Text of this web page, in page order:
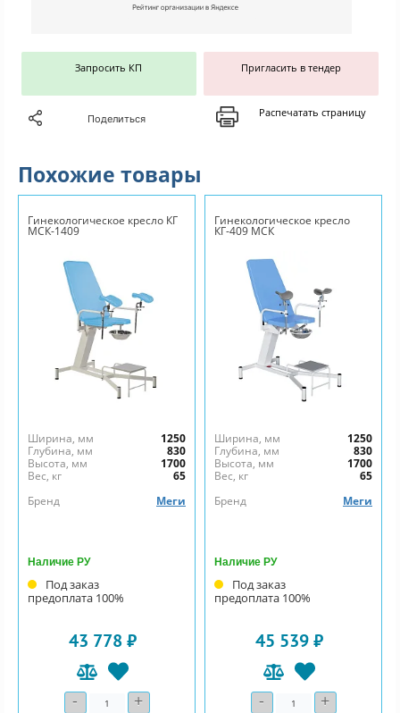
Запросить КП Пригласить в тендер
Поделиться Распечатать страницу
Похожие товары
Гинекологическое кресло КГ
МСК-1409
Ширина, мм
1250
Глубина, мм
830
Высота, мм
1700
Вес, кг
65
Бренд
Меги
Наличие РУ
Под заказ
предоплата 100%
43 778 ₽
- Количество+
Гинекологическое кресло
КГ-409 МСК
Ширина, мм
1250
Глубина, мм
830
Высота, мм
1700
Вес, кг
65
Бренд
Меги
Наличие РУ
Под заказ
предоплата 100%
45 539 ₽
- Количество+